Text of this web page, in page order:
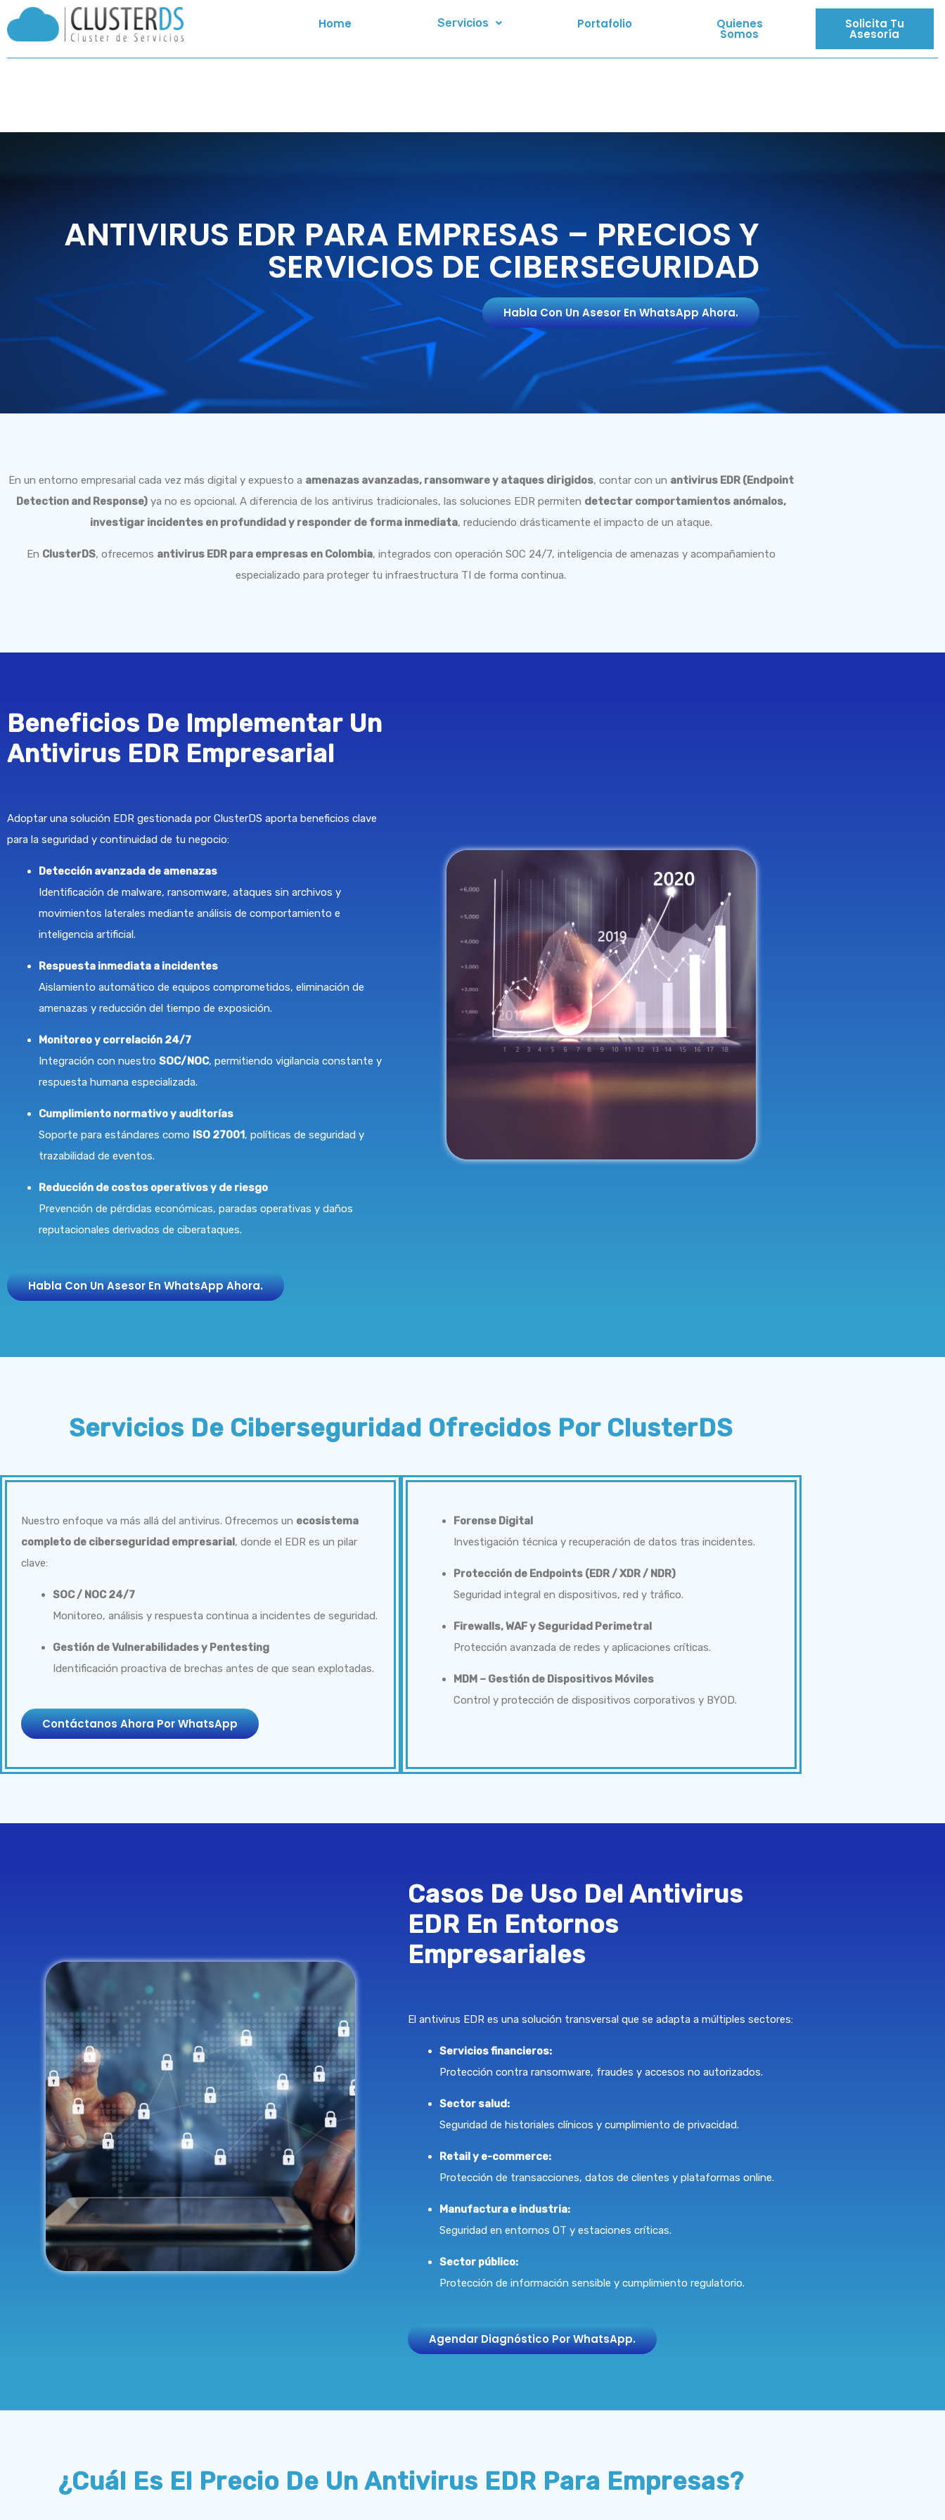
Home Servicios Portafolio Quienes
Somos
Solicita Tu
Asesoría
ANTIVIRUS EDR PARA EMPRESAS – PRECIOS Y
SERVICIOS DE CIBERSEGURIDAD
Habla Con Un Asesor En WhatsApp Ahora.
En un entorno empresarial cada vez más digital y expuesto a amenazas avanzadas, ransomware y ataques dirigidos, contar con un antivirus EDR (Endpoint
Detection and Response)ya no es opcional. A diferencia de los antivirus tradicionales, las soluciones EDR permiten detectar comportamientos anómalos,
investigar incidentes en profundidad y responder de forma inmediata, reduciendo drásticamente el impacto de un ataque.
En ClusterDS, ofrecemos antivirus EDR para empresas en Colombia, integrados con operación SOC 24/7, inteligencia de amenazas y acompañamiento
especializado para proteger tu infraestructura TI de forma continua.
Beneficios De Implementar Un
Antivirus EDR Empresarial
Adoptar una solución EDR gestionada por ClusterDS aporta beneficios clave
para la seguridad y continuidad de tu negocio:
Detección avanzada de amenazas
Identificación de malware, ransomware, ataques sin archivos y
movimientos laterales mediante análisis de comportamiento e
inteligencia artificial.
Respuesta inmediata a incidentes
Aislamiento automático de equipos comprometidos, eliminación de
amenazas y reducción del tiempo de exposición.
Monitoreo y correlación 24/7
Integración con nuestro SOC/NOC, permitiendo vigilancia constante y
respuesta humana especializada.
Cumplimiento normativo y auditorías
Soporte para estándares como ISO 27001, políticas de seguridad y
trazabilidad de eventos.
Reducción de costos operativos y de riesgo
Prevención de pérdidas económicas, paradas operativas y daños
reputacionales derivados de ciberataques.
Habla Con Un Asesor En WhatsApp Ahora.
Servicios De Ciberseguridad Ofrecidos Por ClusterDS
Nuestro enfoque va más allá del antivirus. Ofrecemos un ecosistema
completo de ciberseguridad empresarial, donde el EDR es un pilar
clave:
SOC / NOC 24/7
Monitoreo, análisis y respuesta continua a incidentes de seguridad.
Gestión de Vulnerabilidades y Pentesting
Identificación proactiva de brechas antes de que sean explotadas.
Contáctanos Ahora Por WhatsApp
Forense Digital
Investigación técnica y recuperación de datos tras incidentes.
Protección de Endpoints (EDR / XDR / NDR)
Seguridad integral en dispositivos, red y tráfico.
Firewalls, WAF y Seguridad Perimetral
Protección avanzada de redes y aplicaciones críticas.
MDM – Gestión de Dispositivos Móviles
Control y protección de dispositivos corporativos y BYOD.
Casos De Uso Del Antivirus
EDR En Entornos
Empresariales
El antivirus EDR es una solución transversal que se adapta a múltiples sectores:
Servicios financieros:
Protección contra ransomware, fraudes y accesos no autorizados.
Sector salud:
Seguridad de historiales clínicos y cumplimiento de privacidad.
Retail y e-commerce:
Protección de transacciones, datos de clientes y plataformas online.
Manufactura e industria:
Seguridad en entornos OT y estaciones críticas.
Sector público:
Protección de información sensible y cumplimiento regulatorio.
Agendar Diagnóstico Por WhatsApp.
¿Cuál Es El Precio De Un Antivirus EDR Para Empresas?